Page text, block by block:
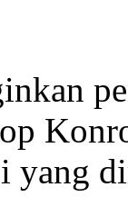
yang